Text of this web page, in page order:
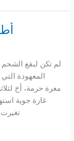
لم تكن لبقع الشحم
غارة جوية